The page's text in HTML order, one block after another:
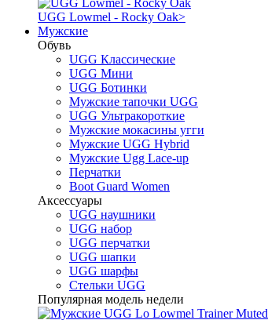
UGG Lowmel - Rocky Oak>
Мужские
Обувь
UGG Классические
UGG Мини
UGG Ботинки
Мужские тапочки UGG
UGG Ультракороткие
Мужские мокасины угги
Мужские UGG Hybrid
Мужские Ugg Lace-up
Перчатки
Boot Guard Women
Аксессуары
UGG наушники
UGG набор
UGG перчатки
UGG шапки
UGG шарфы
Стельки UGG
Популярная модель недели